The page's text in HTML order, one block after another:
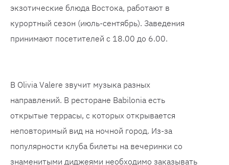
экзотические блюда Востока, работают в
курортный сезон (июль-сентябрь). Заведения
принимают посетителей с 18.00 до 6.00.
В Olivia Valere звучит музыка разных
направлений. В ресторане Babilonia есть
открытые террасы, с которых открывается
неповторимый вид на ночной город. Из-за
популярности клуба билеты на вечеринки со
знаменитыми диджеями необходимо заказывать